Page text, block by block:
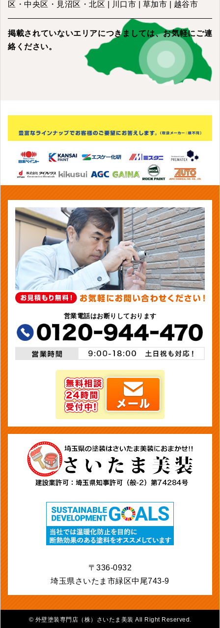
区・中央区・見沼区・北区 | 川口市 | 草加市 | 越谷市
掲載されていないエリアにつきましては、お気軽にご連
絡ください。
営業電話はお断りしております
〒336-0932
埼玉県さいたま市緑区中尾743-9
© 外壁塗装専門店（株）さいたま美装 All Right Reserved.